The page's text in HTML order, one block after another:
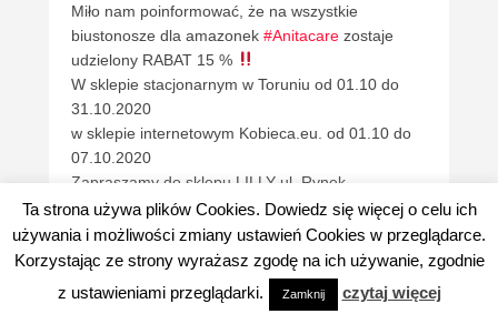
Miło nam poinformować, że na wszystkie
biustonosze dla amazonek #Anitacare zostaje
udzielony RABAT 15 %
W sklepie stacjonarnym w Toruniu od 01.10 do
31.10.2020
w sklepie internetowym Kobieca.eu. od 01.10 do
07.10.2020
Zapraszamy do sklepu LILLY ul. Rynek
Nowomiejski 12#Toruń
oraz do internetowego https://kobieca.eu/Bielizna-
dla-Am…/Biustonosze-dla-Amazonek
Masz pytania ?Zadzwoń 56 660 15 00 lub
Ta strona używa plików Cookies. Dowiedz się więcej o celu ich
używania i możliwości zmiany ustawień Cookies w przeglądarce.
Korzystając ze strony wyrażasz zgodę na ich używanie, zgodnie
z ustawieniami przeglądarki.
Zamknij czytaj więcej